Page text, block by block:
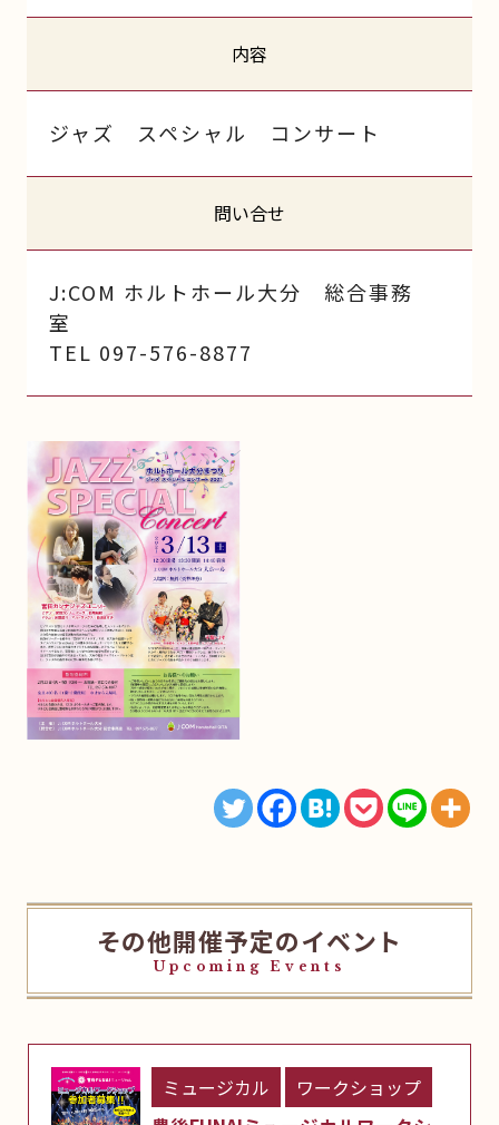
内容
ジャズ スペシャル コンサート
問い合せ
J:COM ホルトホール大分 総合事務
室
TEL 097-576-8877
その他開催予定のイベント
Upcoming Events
ミュージカル
ワークショップ